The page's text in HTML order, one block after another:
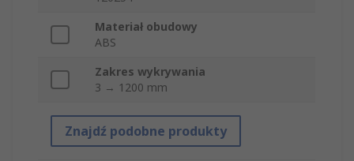
Materiał obudowy
ABS
Zakres wykrywania
3 → 1200 mm
Znajdź podobne produkty